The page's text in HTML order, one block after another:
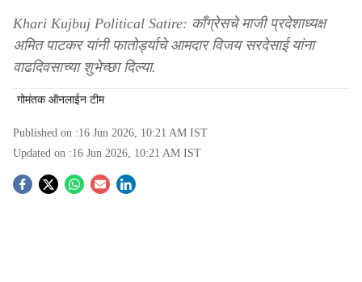
Khari Kujbuj Political Satire: कॉंग्रेसचे माजी प्रदेशाध्यक्ष
अमित पाटकर यांनी फातोर्ड्याचे आमदार विजय सरदेसाई यांना
वाढदिवसाच्या शुभेच्छा दिल्या.
गोमंतक ऑनलाईन टीम
Published on :16 Jun 2026, 10:21 AM IST
Updated on :16 Jun 2026, 10:21 AM IST
S